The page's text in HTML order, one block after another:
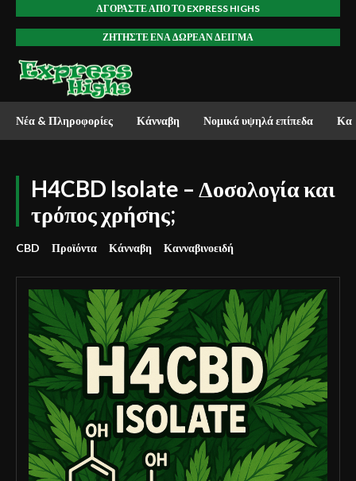
ΑΓΟΡΆΣΤΕ ΑΠΌ ΤΟ EXPRESS HIGHS
ΖΗΤΉΣΤΕ ΈΝΑ ΔΩΡΕΆΝ ΔΕΊΓΜΑ
Νέα & Πληροφορίες Κάνναβη Νομικά υψηλά επίπεδα
H4CBD Isolate – Δοσολογία και
τρόπος χρήσης;
CBD Προϊόντα Κάνναβη Κανναβινοειδή